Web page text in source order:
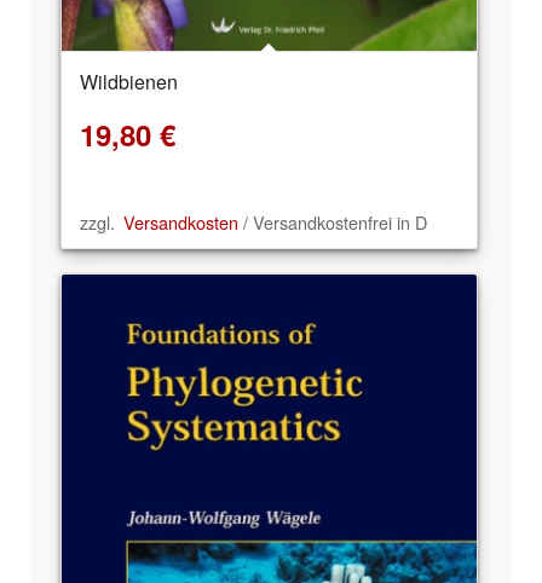
Wildbienen
19,80 €
zzgl. Versandkosten / Versandkostenfrei in D